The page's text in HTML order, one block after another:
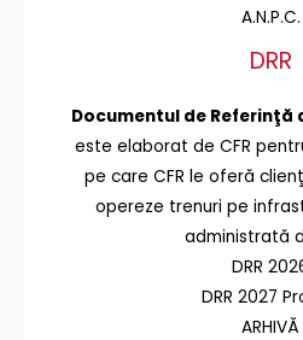
A.N.P.C.
DRR
Documentul de Referinţă
este elaborat de CFR
pe care CFR le oferă
opereze trenuri pe
administrată
DRR
DRR 2027
ARHIVĂ